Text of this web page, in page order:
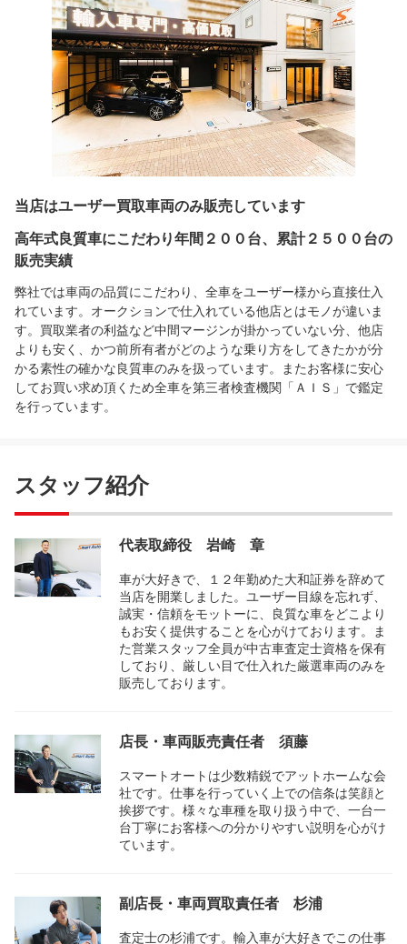
当店はユーザー買取車両のみ販売しています
高年式良質車にこだわり年間２００台、累計２５００台の
販売実績
弊社では車両の品質にこだわり、全車をユーザー様から直接仕入
れています。オークションで仕入れている他店とはモノが違いま
す。買取業者の利益など中間マージンが掛かっていない分、他店
よりも安く、かつ前所有者がどのような乗り方をしてきたかが分
かる素性の確かな良質車のみを扱っています。またお客様に安心
してお買い求め頂くため全車を第三者検査機関「ＡＩＳ」で鑑定
を行っています。
スタッフ紹介
代表取締役 岩崎 章
車が大好きで、１２年勤めた大和証券を辞めて
当店を開業しました。ユーザー目線を忘れず、
誠実・信頼をモットーに、良質な車をどこより
もお安く提供することを心がけております。ま
た営業スタッフ全員が中古車査定士資格を保有
しており、厳しい目で仕入れた厳選車両のみを
販売しております。
店長・車両販売責任者 須藤
スマートオートは少数精鋭でアットホームな会
社です。仕事を行っていく上での信条は笑顔と
挨拶です。様々な車種を取り扱う中で、一台一
台丁寧にお客様への分かりやすい説明を心がけ
ています。
副店長・車両買取責任者 杉浦
査定士の杉浦です。輸入車が大好きでこの仕事